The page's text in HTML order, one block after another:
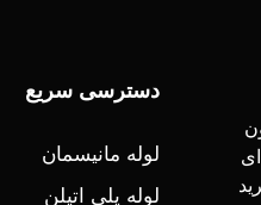
دسترسی سریع
لوله مانیسمان
لوله پلی اتیلن